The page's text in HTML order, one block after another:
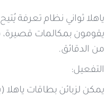
ياهلا ثواني نظام تعرفة
يقومون بمكالمات قصيرة،
من الدقائق.
التفعيل:
يمكن لزبائن بطاقات